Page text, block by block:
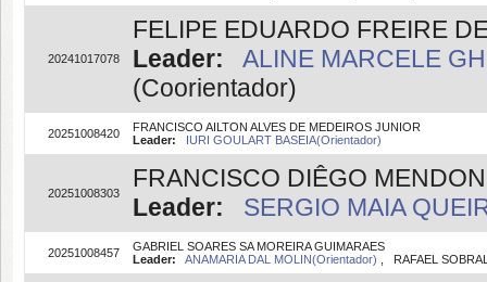
20241017078
FELIPE EDUARDO FREIRE
Leader:
ALINE MARCELE
(Coorientador)
20251008420
FRANCISCO AILTON ALVES DE MEDEIROS JUNIOR
Leader:
IURI GOULART BASEIA(Orientador)
20251008303
FRANCISCO DIÊGO
Leader:
SERGIO MAIA
20251008457
GABRIEL SOARES SA MOREIRA GUIMARAES
Leader:
ANAMARIA DAL MOLIN(Orientador) , RAFAEL